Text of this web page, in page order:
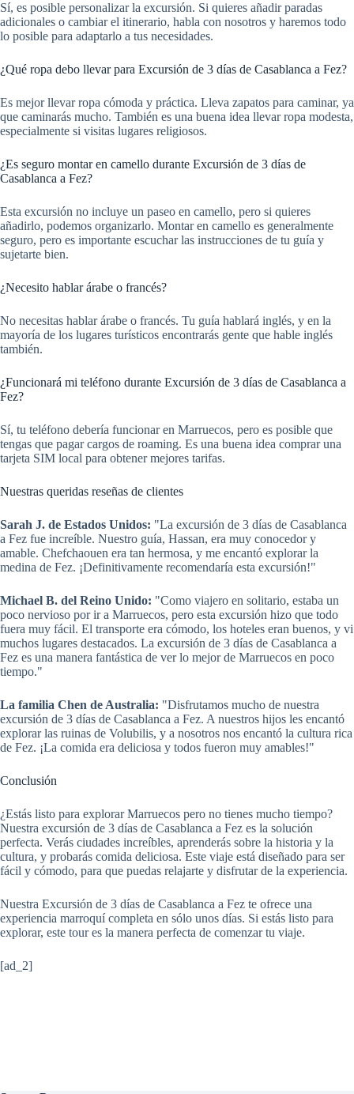
Sí, es posible personalizar la excursión. Si quieres añadir paradas
adicionales o cambiar el itinerario, habla con nosotros y haremos todo
lo posible para adaptarlo a tus necesidades.
¿Qué ropa debo llevar para Excursión de 3 días de Casablanca a Fez?
Es mejor llevar ropa cómoda y práctica. Lleva zapatos para caminar, ya
que caminarás mucho. También es una buena idea llevar ropa modesta,
especialmente si visitas lugares religiosos.
¿Es seguro montar en camello durante Excursión de 3 días de
Casablanca a Fez?
Esta excursión no incluye un paseo en camello, pero si quieres
añadirlo, podemos organizarlo. Montar en camello es generalmente
seguro, pero es importante escuchar las instrucciones de tu guía y
sujetarte bien.
¿Necesito hablar árabe o francés?
No necesitas hablar árabe o francés. Tu guía hablará inglés, y en la
mayoría de los lugares turísticos encontrarás gente que hable inglés
también.
¿Funcionará mi teléfono durante Excursión de 3 días de Casablanca a
Fez?
Sí, tu teléfono debería funcionar en Marruecos, pero es posible que
tengas que pagar cargos de roaming. Es una buena idea comprar una
tarjeta SIM local para obtener mejores tarifas.
Nuestras queridas reseñas de clientes
Sarah J. de Estados Unidos: "La excursión de 3 días de Casablanca
a Fez fue increíble. Nuestro guía, Hassan, era muy conocedor y
amable. Chefchaouen era tan hermosa, y me encantó explorar la
medina de Fez. ¡Definitivamente recomendaría esta excursión!"
Michael B. del Reino Unido: "Como viajero en solitario, estaba un
poco nervioso por ir a Marruecos, pero esta excursión hizo que todo
fuera muy fácil. El transporte era cómodo, los hoteles eran buenos, y vi
muchos lugares destacados. La excursión de 3 días de Casablanca a
Fez es una manera fantástica de ver lo mejor de Marruecos en poco
tiempo."
La familia Chen de Australia: "Disfrutamos mucho de nuestra
excursión de 3 días de Casablanca a Fez. A nuestros hijos les encantó
explorar las ruinas de Volubilis, y a nosotros nos encantó la cultura rica
de Fez. ¡La comida era deliciosa y todos fueron muy amables!"
Conclusión
¿Estás listo para explorar Marruecos pero no tienes mucho tiempo?
Nuestra excursión de 3 días de Casablanca a Fez es la solución
perfecta. Verás ciudades increíbles, aprenderás sobre la historia y la
cultura, y probarás comida deliciosa. Este viaje está diseñado para ser
fácil y cómodo, para que puedas relajarte y disfrutar de la experiencia.
Nuestra Excursión de 3 días de Casablanca a Fez te ofrece una
experiencia marroquí completa en sólo unos días. Si estás listo para
explorar, este tour es la manera perfecta de comenzar tu viaje.
[ad_2]